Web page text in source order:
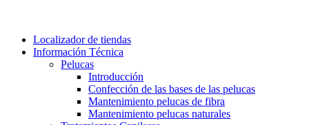
Localizador de tiendas
Información Técnica
Pelucas
Introducción
Confección de las bases de las pelucas
Mantenimiento pelucas de fibra
Mantenimiento pelucas naturales